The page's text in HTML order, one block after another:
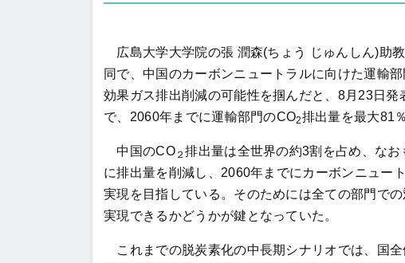
広島大学大学院の張 潤森(ちょう じゅんしん)助
同で、中国のカーボンニュートラルに向けた運輸
効果ガス排出削減の可能性を掴んだと、8月23日
で、2060年までに運輸部門のCO2排出量を最大81
中国のCO２排出量は全世界の約3割を占め、な
に排出量を削減し、2060年までにカーボンニュー
実現を目指している。そのためには全ての部門で
実現できるかどうかが鍵となっていた。
これまでの脱炭素化の中長期シナリオでは、国